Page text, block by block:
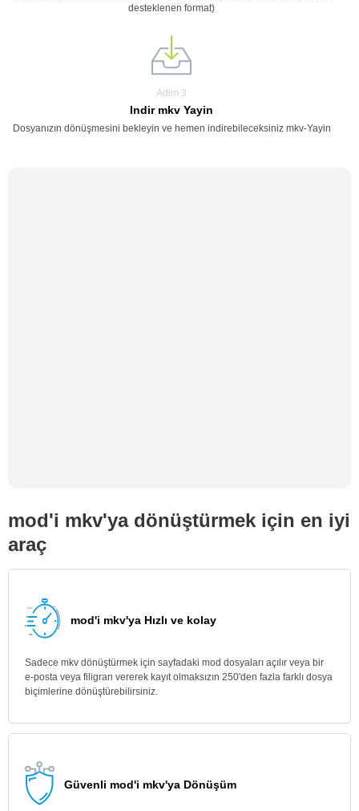
desteklenen format)
Adim 3
Indir mkv Yayin
Dosyanızın dönüşmesini bekleyin ve hemen indirebileceksiniz mkv-Yayin
mod'i mkv'ya dönüştürmek için en iyi
araç
mod'i mkv'ya Hızlı ve kolay
Sadece mkv dönüştürmek için sayfadaki mod dosyaları açılır veya bir
e-posta veya filigran vererek kayıt olmaksızın 250'den fazla farklı dosya
biçimlerine dönüştürebilirsiniz.
Güvenli mod'i mkv'ya Dönüşüm